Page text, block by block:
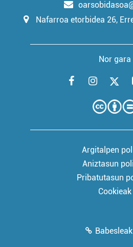
Nafarroa etorbidea 26,
Nor gara
Argitalpen
Aniztasun
Pribatutasun
Cookieak